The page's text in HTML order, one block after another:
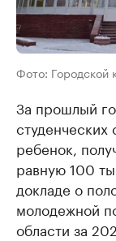
Фото: Городской
За прошлый
ребенок,
равную 100
докладе о
молодежной
области за